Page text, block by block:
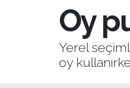
Oy
Yerel
oy
SİYASET
GÜNDEM